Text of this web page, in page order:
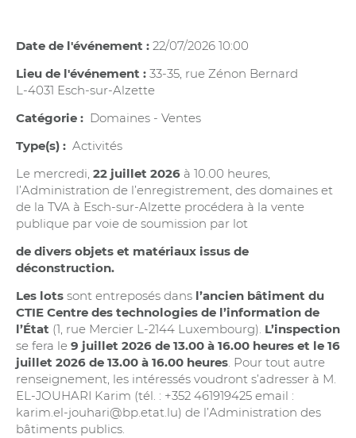
Date de l'événement : 22/07/2026 10:00
Lieu de l'événement : 33-35, rue Zénon Bernard
L-4031 Esch-sur-Alzette
Catégorie : Domaines - Ventes
Type(s) : Activités
Le mercredi, 22 juillet 2026 à 10.00 heures,
l’Administration de l’enregistrement, des domaines et
de la TVA à Esch-sur-Alzette procédera à la vente
publique par voie de soumission par lot
de divers objets et matériaux issus de
déconstruction.
Les lots sont entreposés dans l’ancien bâtiment du
CTIE Centre des technologies de l’information de
l’État (1, rue Mercier L-2144 Luxembourg). L’inspection
se fera le 9 juillet 2026 de 13.00 à 16.00 heures et le 16
juillet 2026 de 13.00 à 16.00 heures. Pour tout autre
renseignement, les intéressés voudront s’adresser à M.
EL-JOUHARI Karim (tél. : +352 461919425 email :
karim.el-jouhari@bp.etat.lu) de l’Administration des
bâtiments publics.